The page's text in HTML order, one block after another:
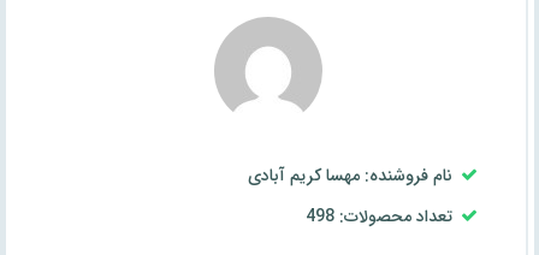
نام فروشنده: مهسا کریم آبادی
تعداد محصولات: 498